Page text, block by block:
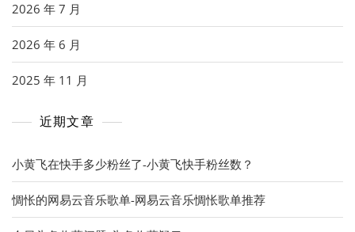
2026 年 7 月
2026 年 6 月
2025 年 11 月
近期文章
小黄飞在快手多少粉丝了-小黄飞快手粉丝数？
惆怅的网易云音乐歌单-网易云音乐惆怅歌单推荐